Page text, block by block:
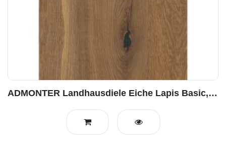
ADMONTER Landhausdiele Eiche Lapis Basic, gebürstet geölt